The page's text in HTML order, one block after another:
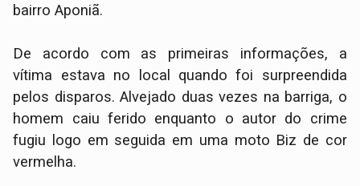
bairro Aponiã.
De acordo com as primeiras informações, a
vítima estava no local quando foi surpreendida
pelos disparos. Alvejado duas vezes na barriga, o
homem caiu ferido enquanto o autor do crime
fugiu logo em seguida em uma moto Biz de cor
vermelha.